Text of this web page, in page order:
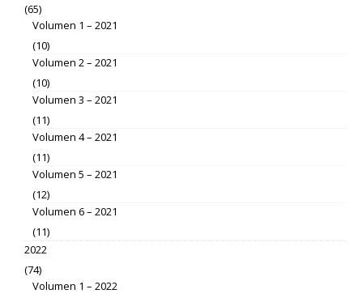
(65)
Volumen 1 – 2021
(10)
Volumen 2 – 2021
(10)
Volumen 3 – 2021
(11)
Volumen 4 – 2021
(11)
Volumen 5 – 2021
(12)
Volumen 6 – 2021
(11)
2022
(74)
Volumen 1 – 2022